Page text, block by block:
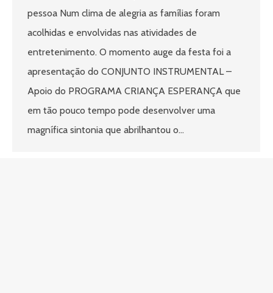
pessoa Num clima de alegria as famílias foram
acolhidas e envolvidas nas atividades de
entretenimento. O momento auge da festa foi a
apresentação do CONJUNTO INSTRUMENTAL –
Apoio do PROGRAMA CRIANÇA ESPERANÇA que
em tão pouco tempo pode desenvolver uma
magnífica sintonia que abrilhantou o…